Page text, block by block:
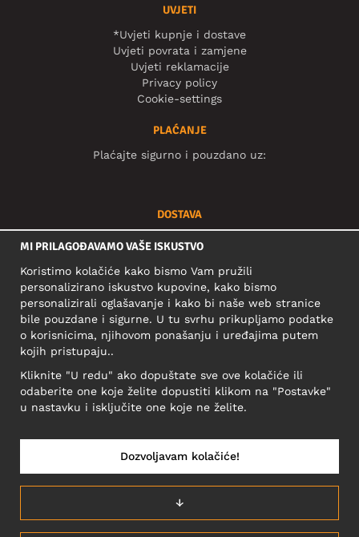
UVJETI
*Uvjeti kupnje i dostave
Uvjeti povrata i zamjene
Uvjeti reklamacije
Privacy policy
Cookie-settings
PLAĆANJE
Plaćajte sigurno i pouzdano uz:
DOSTAVA
Vaša se narudžba isporučuje brzo i možete je pratiti putem:
DRUŠTVENE MREŽE
Motley Denim Europe OÜ
Narva mnt 5, EE-10117 Tallinn
Reg: 12356245
Važno! Ne šaljite povrat proizvoda na ovu adresu!
HRVATSKA/HRVATSKI
MI PRILAGOĐAVAMO VAŠE ISKUSTVO
Koristimo kolačiće kako bismo Vam pružili
personalizirano iskustvo kupovine, kako bismo
personalizirali oglašavanje i kako bi naše web stranice
bile pouzdane i sigurne. U tu svrhu prikupljamo podatke
o korisnicima, njihovom ponašanju i uređajima putem
kojih pristupaju..
Kliknite "U redu" ako dopuštate sve ove kolačiće ili
odaberite one koje želite dopustiti klikom na "Postavke"
u nastavku i isključite one koje ne želite.
↓
Dozvoljavam kolačiće!